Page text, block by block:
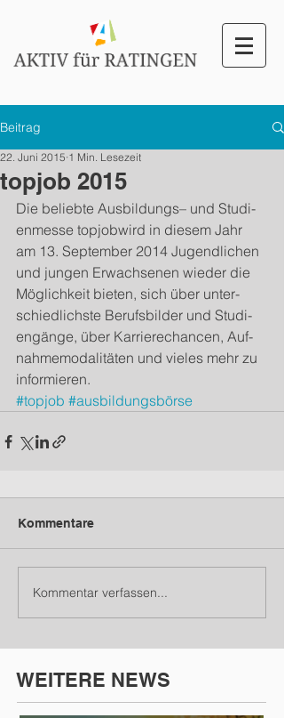
Beitrag
topjob 2015
22. Juni 2015 1 Min. Lesezeit
Die beliebte Aus­bil­dungs– und Stu­di­
en­messe topjobwird in diesem Jahr
am 13. Sep­tem­ber 2014 Jugendlichen
und jun­gen Erwach­se­nen wieder die
Möglichkeit bieten, sich über unter­
schiedlich­ste Berufs­bilder und Stu­di­
engänge, über Kar­ri­erechan­cen, Auf­
nah­mem­o­dal­itäten und vieles mehr zu
informieren.
#topjob #ausbildungsbörse
Kommentare
Kommentar verfassen...
WEITERE NEWS